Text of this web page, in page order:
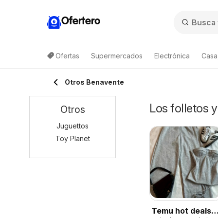
Ofertero
Ofertas Supermercados Electrónica
Otros Benavente
Los folletos
Temu hot deals –
Otros
Juguettos
Toy Planet